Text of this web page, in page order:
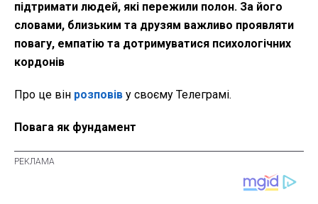
підтримати людей, які пережили полон. За його
словами, близьким та друзям важливо проявляти
повагу, емпатію та дотримуватися психологічних
кордонів
Про це він розповів у своєму Телеграмі.
Повага як фундамент